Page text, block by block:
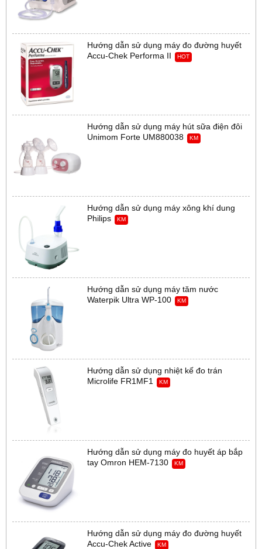
Hướng dẫn sử dụng máy đo đường huyết
Accu-Chek Performa II
HOT
Hướng dẫn sử dụng máy hút sữa điện đôi
Unimom Forte UM880038
KM
Hướng dẫn sử dụng máy xông khí dung
Philips
KM
Hướng dẫn sử dụng máy tăm nước
Waterpik Ultra WP-100
KM
Hướng dẫn sử dụng nhiệt kế đo trán
Microlife FR1MF1
KM
Hướng dẫn sử dụng máy đo huyết áp bắp
tay Omron HEM-7130
KM
Hướng dẫn sử dụng máy đo đường huyết
Accu-Chek Active
KM